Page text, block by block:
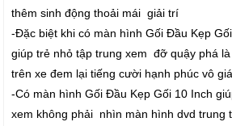
thêm sinh động thoải mái giải trí
-Đặc biệt khi có màn hình Gối Đầu Kẹp
giúp trẻ nhỏ tập trung xem đỡ quậy phá
trên xe đem lại tiếng cười hạnh phúc vô
-Có màn hình Gối Đầu Kẹp Gối 10 Inch
xem không phải nhìn màn hình dvd trung